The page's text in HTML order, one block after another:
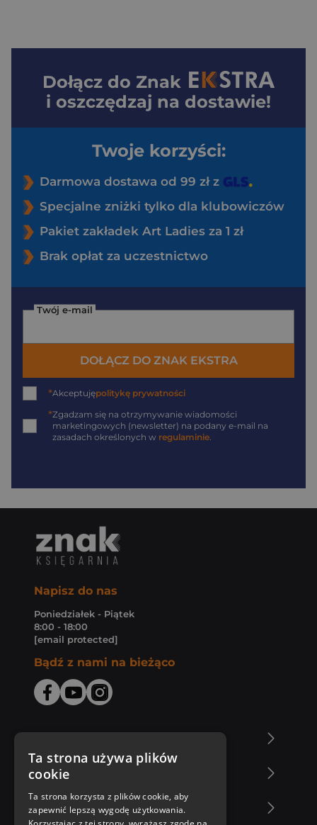
Dołącz do Znak
i oszczędzaj na dostawie!
Twoje korzyści:
Darmowa dostawa od 99 zł z
Specjalne zniżki tylko dla klubowiczów
Pakiet zakładek Art Ladies za 1 zł
Brak opłat za uczestnictwo
Twój e-mail
DOŁĄCZ DO ZNAK EKSTRA
*Akceptujępolitykę prywatności
*Zgadzam się na otrzymywanie wiadomości
marketingowych (newsletter) na podany e-mail na
zasadach określonych w regulaminie.
Napisz do nas
Poniedziałek - Piątek
8:00 - 18:00
[email protected]
Bądź z nami na bieżąco
Zakupy u nas
Nasza oferta
Ta strona używa plików
cookie
Ta strona korzysta z plików cookie, aby
zapewnić lepszą wygodę użytkowania.